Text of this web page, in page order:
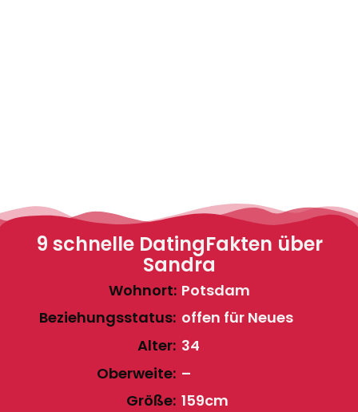
9 schnelle DatingFakten über
Sandra
Wohnort: Potsdam
Beziehungsstatus: offen für Neues
Alter: 34
Oberweite: –
Größe: 159cm